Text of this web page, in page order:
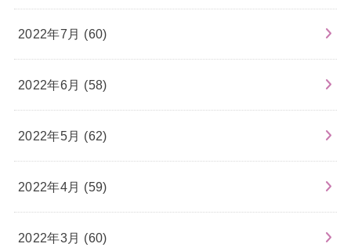
2022年7月 (60)
2022年6月 (58)
2022年5月 (62)
2022年4月 (59)
2022年3月 (60)